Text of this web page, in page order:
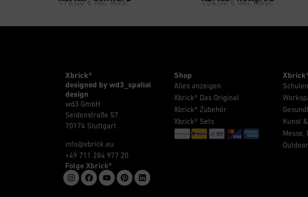
inkl. MwSt. inkl. MwSt.
Xbrick®
designed by wd3_spatial
design
wd3 GmbH
Seidenstraße 57
70174 Stuttgart
info@xbrick.eu
+49 711 284 977 20
Folge Xbrick®
Shop
Alles anzeigen
Xbrick® Das Original
Xbrick® Zubehör
Xbrick® Sets
Kunst
Messe,